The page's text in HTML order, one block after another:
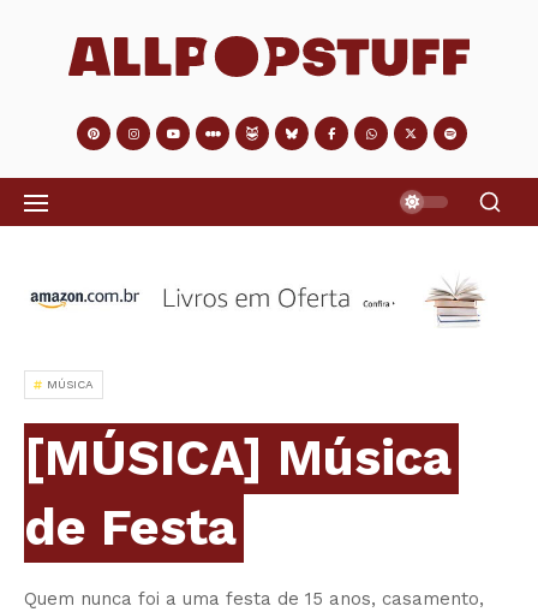
MÚSICA
[MÚSICA] Música
de Festa
Quem nunca foi a uma festa de 15 anos, casamento,